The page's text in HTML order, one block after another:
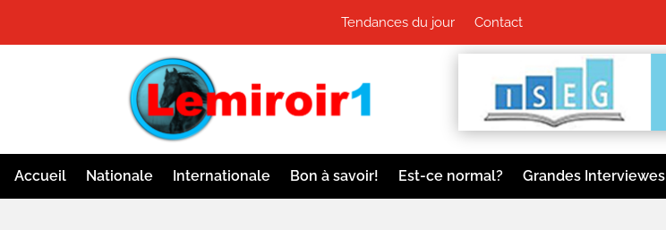
Tendances du jour Contact
Accueil Nationale Internationale Bon à savoir! Est-ce normal? Grandes Interviewes